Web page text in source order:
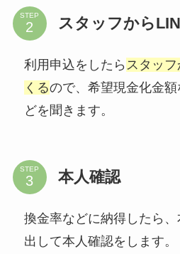
STEP スタッフから
利用申込をしたら スタッ
くるので、希望現金化金
どを聞きます。
STEP 本人確認
換金率などに納得したら
出して本人確認をします。